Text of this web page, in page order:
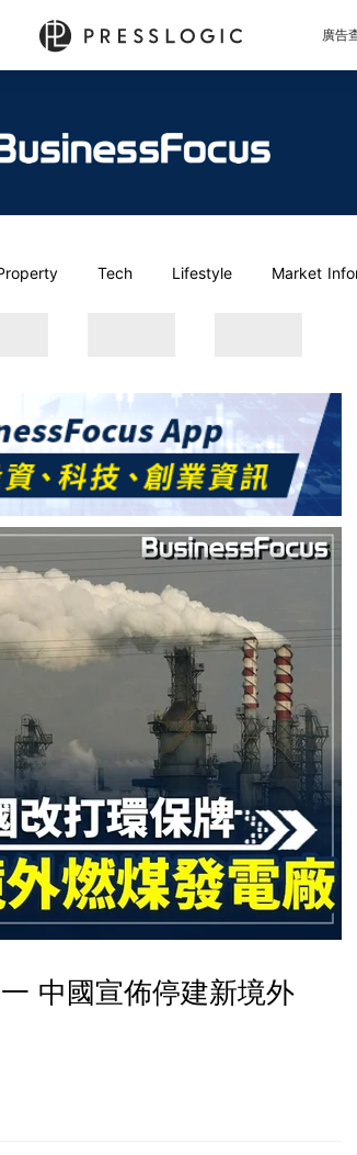
廣告
Tech Lifestyle Market
中國宣佈停建新境外